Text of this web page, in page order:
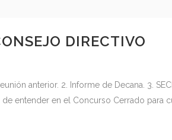
DIRECTIVO
anterior. 2. Informe de Decana. 3.
entender en el Concurso Cerrado para